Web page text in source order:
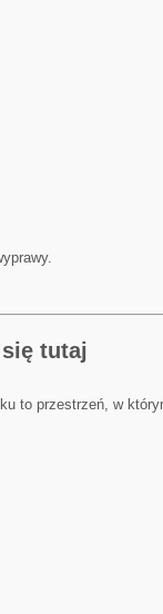
tutaj
to przestrzeń, w